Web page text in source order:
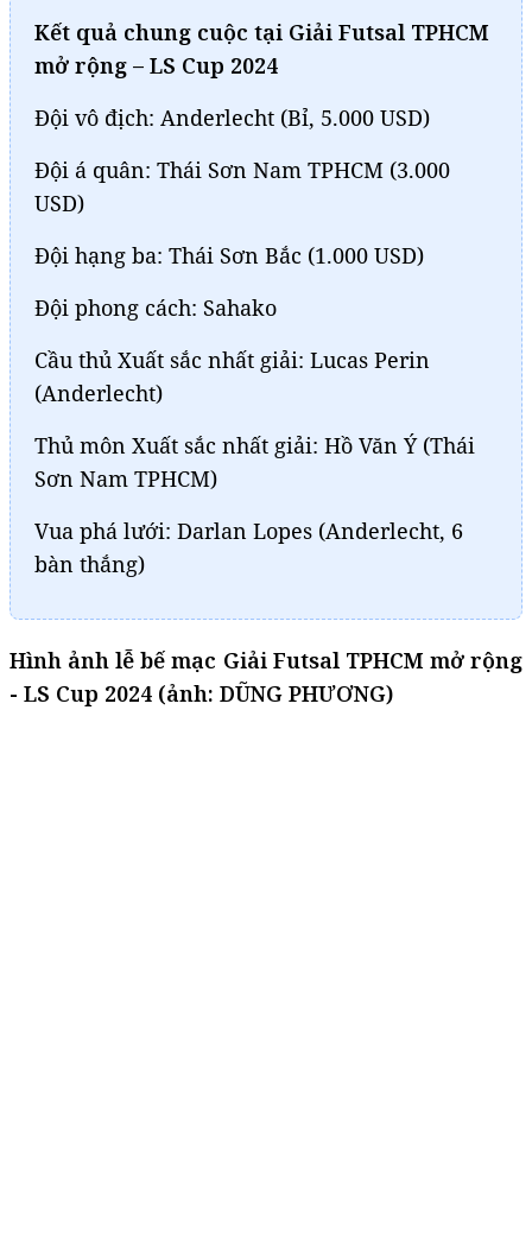
Kết quả chung cuộc tại Giải Futsal TPHCM
mở rộng – LS Cup 2024
Đội vô địch: Anderlecht (Bỉ, 5.000 USD)
Đội á quân: Thái Sơn Nam TPHCM (3.000
USD)
Đội hạng ba: Thái Sơn Bắc (1.000 USD)
Đội phong cách: Sahako
Cầu thủ Xuất sắc nhất giải: Lucas Perin
(Anderlecht)
Thủ môn Xuất sắc nhất giải: Hồ Văn Ý (Thái
Sơn Nam TPHCM)
Vua phá lưới: Darlan Lopes (Anderlecht, 6
bàn thắng)
Hình ảnh lễ bế mạc Giải Futsal TPHCM mở rộng
- LS Cup 2024 (ảnh: DŨNG PHƯƠNG)